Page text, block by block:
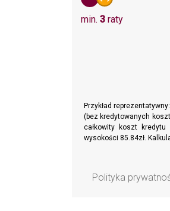
min. 3 raty
Przykład
(bez kredytowanych
całkowity koszt
wysokości 85.84zł.
Polityka